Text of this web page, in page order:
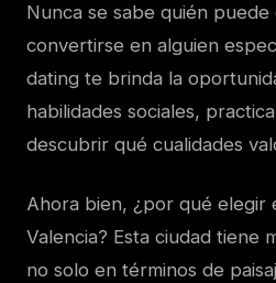
Nunca se sabe quién
convertirse en alguien
dating te brinda la
habilidades sociales,
descubrir qué cualidades
Ahora bien, ¿por qué elegir
Valencia? Esta ciudad tiene
no solo en términos de